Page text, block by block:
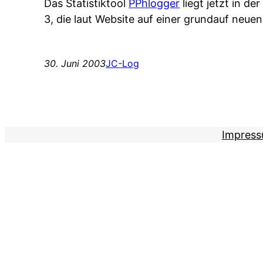
Das Statistiktool PPhlogger liegt jetzt in der
3, die laut Website auf einer grundauf
30. Juni 2003JC-Log